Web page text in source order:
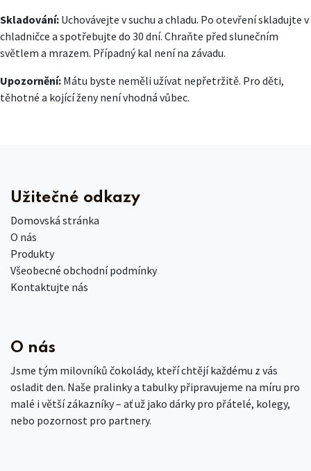
Skladování: Uchovávejte v suchu a chladu. Po otevření skladujte v
chladničce a spotřebujte do 30 dní. Chraňte před slunečním
světlem a mrazem. Případný kal není na závadu.
Upozornění: Mátu byste neměli užívat nepřetržitě. Pro děti,
těhotné a kojící ženy není vhodná vůbec.
Užitečné odkazy
Domovská stránka
O nás
Produkty
Všeobecné obchodní podmínky
Kontaktujte nás
O nás
Jsme tým milovníků čokolády, kteří chtějí každému z vás
osladit den. Naše pralinky a tabulky připravujeme na míru pro
malé i větší zákazníky – ať už jako dárky pro přátelé, kolegy,
nebo pozornost pro partnery.